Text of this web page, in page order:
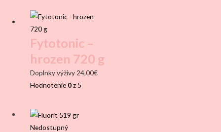
Fytotonic –
hrozen 720 g
Doplnky výživy 24,00€
Hodnotenie 0z 5
Nedostupný